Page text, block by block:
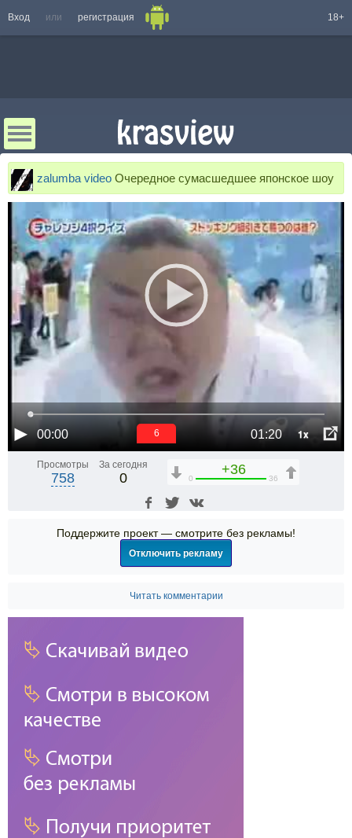
Вход или регистрация 18+
zalumba video Очередное сумасшедшее японское шоу
00:00 01:20 1x
5
Просмотры
758
За сегодня
0
+36
0 36
Поддержите проект — смотрите без рекламы!
Отключить рекламу
Читать комментарии